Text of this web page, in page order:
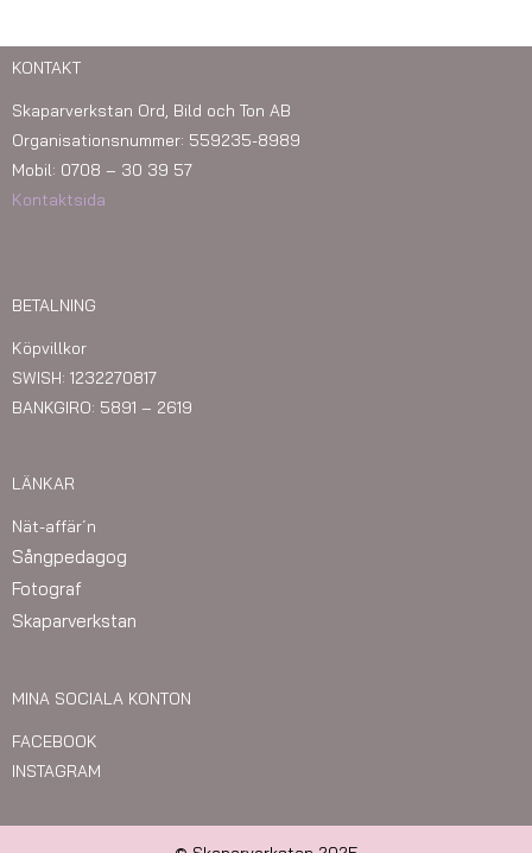
KONTAKT
Skaparverkstan Ord, Bild och Ton AB
Organisationsnummer: 559235-8989
Mobil: 0708 – 30 39 57
Kontaktsida
BETALNING
Köpvillkor
SWISH: 1232270817
BANKGIRO: 5891 – 2619
LÄNKAR
Nät-affär´n
Sångpedagog
Fotograf
Skaparverkstan
MINA SOCIALA KONTON
FACEBOOK
INSTAGRAM